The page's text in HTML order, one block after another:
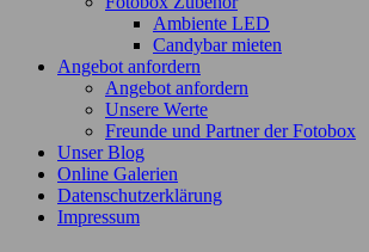
Ambiente LED
Candybar mieten
Angebot anfordern
Angebot anfordern
Unsere Werte
Freunde und Partner der Fotobox
Unser Blog
Online Galerien
Datenschutzerklärung
Impressum